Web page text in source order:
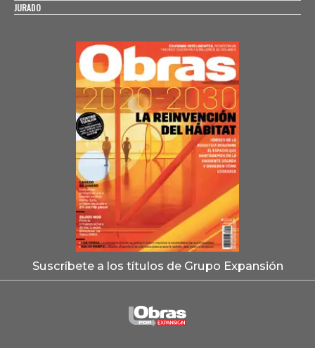
JURADO
Suscríbete a los títulos de Grupo Expansión